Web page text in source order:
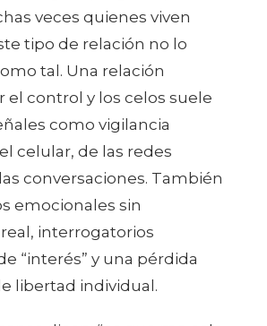
veces quienes viven
tipo de relación no lo
tal. Una relación
el control y los celos suele
como vigilancia
celular, de las redes
conversaciones. También
emocionales sin
interrogatorios
“interés” y una pérdida
libertad individual.